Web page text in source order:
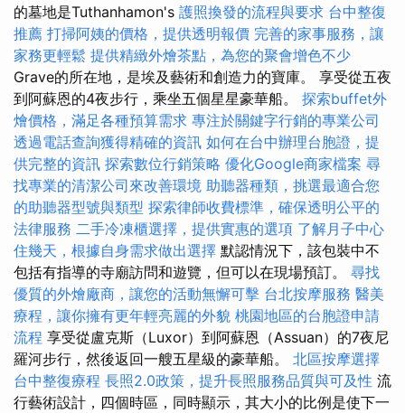
的墓地是Tuthanhamon's 護照換發的流程與要求 台中整復
推薦 打掃阿姨的價格，提供透明報價 完善的家事服務，讓
家務更輕鬆 提供精緻外燴茶點，為您的聚會增色不少
Grave的所在地，是埃及藝術和創造力的寶庫。 享受從五夜
到阿蘇恩的4夜步行，乘坐五個星星豪華船。 探索buffet外
燴價格，滿足各種預算需求 專注於關鍵字行銷的專業公司
透過電話查詢獲得精確的資訊 如何在台中辦理台胞證，提
供完整的資訊 探索數位行銷策略 優化Google商家檔案 尋
找專業的清潔公司來改善環境 助聽器種類，挑選最適合您
的助聽器型號與類型 探索律師收費標準，確保透明公平的
法律服務 二手冷凍櫃選擇，提供實惠的選項 了解月子中心
住幾天，根據自身需求做出選擇 默認情況下，該包裝中不
包括有指導的寺廟訪問和遊覽，但可以在現場預訂。 尋找
優質的外燴廠商，讓您的活動無懈可擊 台北按摩服務 醫美
療程，讓你擁有更年輕亮麗的外貌 桃園地區的台胞證申請
流程 享受從盧克斯（Luxor）到阿蘇恩（Assuan）的7夜尼
羅河步行，然後返回一艘五星級的豪華船。 北區按摩選擇
台中整復療程 長照2.0政策，提升長照服務品質與可及性 流
行藝術設計，四個時區，同時顯示，其大小的比例是使下一